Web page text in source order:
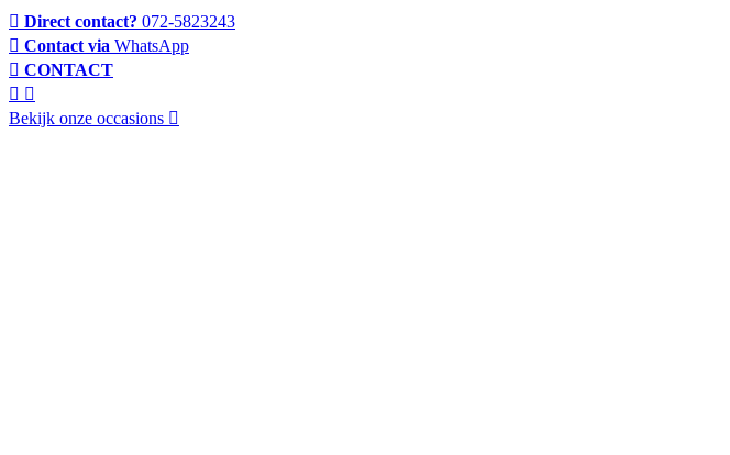
Direct contact? 072-5823243
Contact via WhatsApp
CONTACT
Bekijk onze occasions